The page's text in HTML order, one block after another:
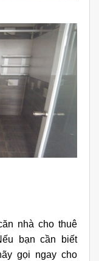
nhà cho thuê
bạn cần biết
gọi ngay cho